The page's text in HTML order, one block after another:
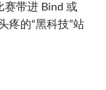
赛带进 Bind 或
疼的“黑科技”站